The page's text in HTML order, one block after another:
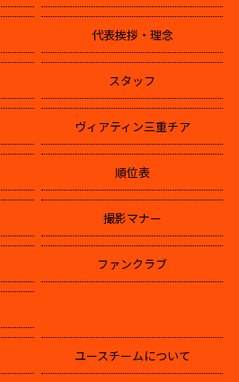
代表挨拶・理念
スタッフ
ヴィアティン三重チア
順位表
撮影マナー
ファンクラブ
ユースチームについて